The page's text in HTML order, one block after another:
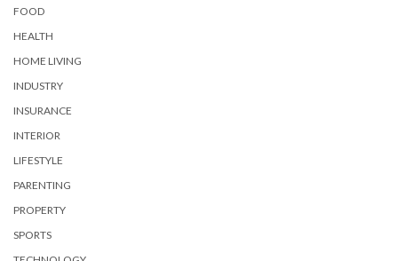
FOOD
HEALTH
HOME LIVING
INDUSTRY
INSURANCE
INTERIOR
LIFESTYLE
PARENTING
PROPERTY
SPORTS